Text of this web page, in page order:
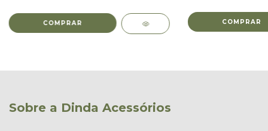
Sobre a Dinda Acessórios